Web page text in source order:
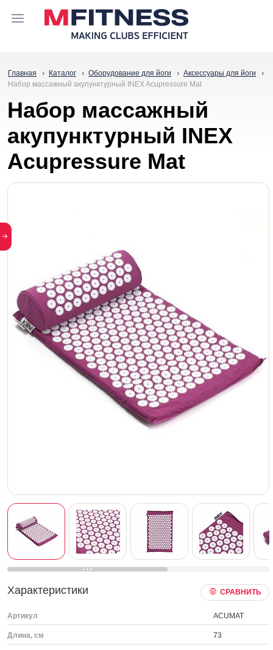
Главная Каталог Оборудование для йоги
Аксессуары для йоги
Набор массажный акупунктурный INEX Acupressure Mat
Набор массажный
акупунктурный INEX
Acupressure Mat
Характеристики СРАВНИТЬ
Артикул ACUMAT
Длина, см 73